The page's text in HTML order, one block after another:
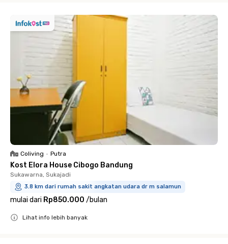
Coliving • Putra
Kost Elora House Cibogo Bandung
Sukawarna, Sukajadi
3.8 km dari rumah sakit angkatan udara dr m salamun
mulai dari Rp850.000 /bulan
Lihat info lebih banyak